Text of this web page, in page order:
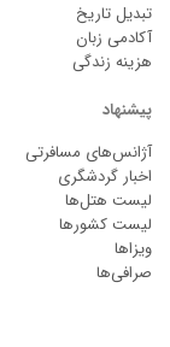
تبدیل تاریخ
آکادمی زبان
هزینه زندگی
پیشنهاد
آژانس‌های مسافرتی
اخبار گردشگری
لیست هتل‌ها
لیست کشورها
ویزاها
صرافی‌ها